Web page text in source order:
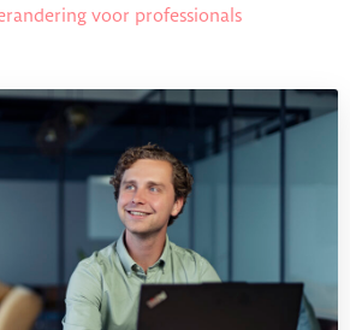
voor professionals